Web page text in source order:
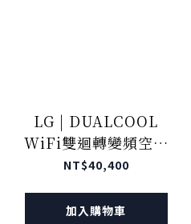
LG | DUALCOOL
WiFi雙迴轉變頻空調
- 旗艦單冷型 LS-
NT$40,400
加入購物車